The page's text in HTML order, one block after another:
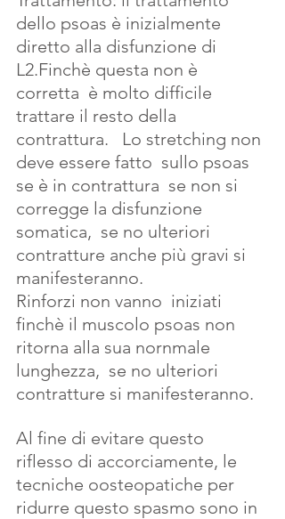
dello psoas è inizialmente
diretto alla disfunzione di
L2.Finchè questa non è
corretta  è molto difficile
trattare il resto della
contrattura.   Lo stretching non
deve essere fatto  sullo psoas
se è in contrattura  se non si
corregge la disfunzione
somatica,  se no ulteriori
contratture anche più gravi si
manifesteranno.
Rinforzi non vanno  iniziati
finchè il muscolo psoas non
ritorna alla sua nornmale
lunghezza,  se no ulteriori
contratture si manifesteranno.
Al fine di evitare questo
riflesso di accorciamente, le
tecniche oosteopatiche per
ridurre questo spasmo sono in